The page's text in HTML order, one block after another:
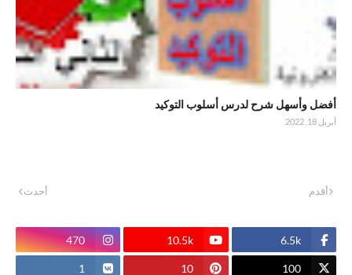
أفضل وأسهل شرح لدرس أسلوب التوكيد
أبريل 18, 2022
أحدث أقدم
6.5k
10.5k
470
100
10
1